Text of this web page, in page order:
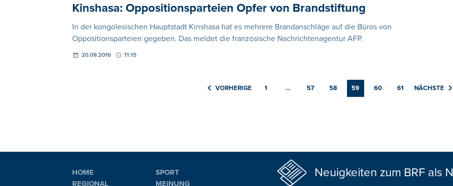
Kinshasa: Oppositionsparteien Opfer von Brandstiftung
In der kongolesischen Hauptstadt Kinshasa hat es mehrere Brandanschläge auf die Büros von
Oppositionsparteien gegeben. Das meldet die französische Nachrichtenagentur AFP.
20.09.2016 11:15
VORHERIGE 1 … 57 58 59 60 61 NÄCHSTE
HOME
REGIONAL
SPORT
MEINUNG
Neuigkeiten zum BRF als